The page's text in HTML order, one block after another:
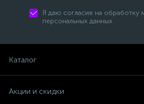
Я даю согласие на обработку
персональных данных
Каталог
Акции и скидки